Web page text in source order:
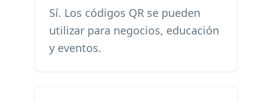
Sí. Los códigos QR se pueden
utilizar para negocios, educación
y eventos.